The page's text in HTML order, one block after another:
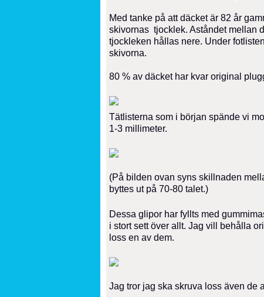
Med tanke på att däcket är 82 år
skivornas tjocklek. Aståndet mellan
tjockleken hållas nere. Under
skivorna.
80 % av däcket har kvar original
Tätlisterna som i början spände vi
1-3 millimeter.
(På bilden ovan syns skillnaden
byttes ut på 70-80 talet.)
Dessa glipor har fyllts med
i stort sett över allt. Jag vill behålla
loss en av dem.
Jag tror jag ska skruva loss även de